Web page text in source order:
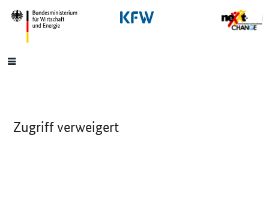
SrOnlyNavigation
Hauptmenü
Zugriff verweigert